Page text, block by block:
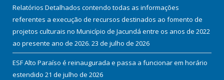
Relatórios Detalhados contendo todas as informações
referentes a execução de recursos destinados ao fomento de
projetos culturais no Município de Jacundá entre os anos de 2022
ao presente ano de 2026. 23 de julho de 2026
ESF Alto Paraíso é reinaugurada e passa a funcionar em horário
estendido 21 de julho de 2026